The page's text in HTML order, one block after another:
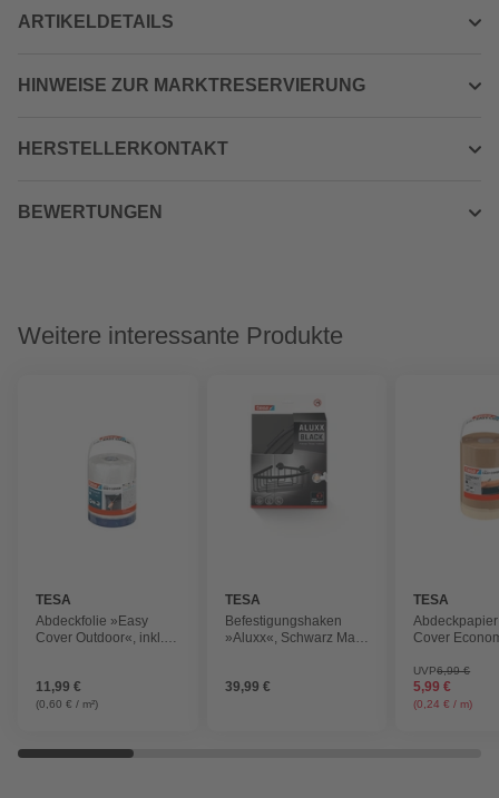
ARTIKELDETAILS
HINWEISE ZUR MARKTRESERVIERUNG
HERSTELLERKONTAKT
BEWERTUNGEN
Weitere interessante Produkte
TESA
Abdeckfolie »Easy
Cover Outdoor«, inkl.
11,99 €
(0,60 € / m²)
TESA
Befestigungshaken
»Aluxx«, Schwarz Matt,
39,99 €
TESA
Cover
Nachfüllung
UVP6,99 €
5,99 €
(0,24 € / m)